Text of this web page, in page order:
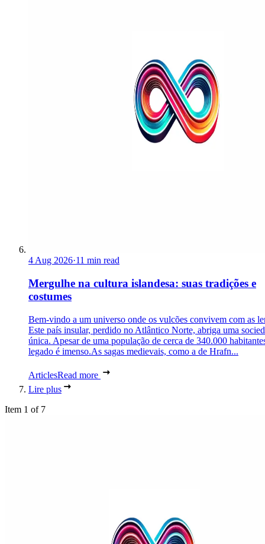
4 Aug 2026·11 min read
Mergulhe na cultura islandesa: suas tradições e
costumes
Bem-vindo a um universo onde os vulcões convivem com as
Este país insular, perdido no Atlântico Norte, abriga uma
única. Apesar de uma população de cerca de 340.000
legado é imenso.As sagas medievais, como a de Hrafn...
ArticlesRead more
Lire plus
Item 1 of 7